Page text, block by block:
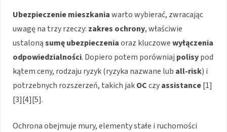
Ubezpieczenie mieszkaniawarto wybierać, zwracając
uwagę na trzy rzeczy: zakres ochrony, właściwie
ustalonąsumę ubezpieczeniaoraz kluczowewyłączenia
odpowiedzialności. Dopiero potem porówniaj polisypod
kątem ceny, rodzaju ryzyk (ryzyka nazwane lub all-risk) i
potrzebnych rozszerzeń, takich jakOCczyassistance[1]
[3][4][5].
Ochrona obejmuje mury, elementy stałe i ruchomości